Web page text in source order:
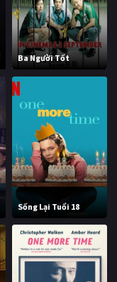
Ba Người Tốt
Sống Lại Tuổi 18